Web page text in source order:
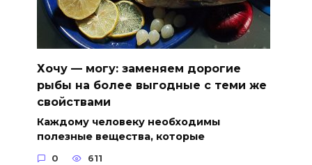
Хочу — могу: заменяем дорогие
рыбы на более выгодные с теми же
свойствами
Каждому человеку необходимы
полезные вещества, которые
0 611